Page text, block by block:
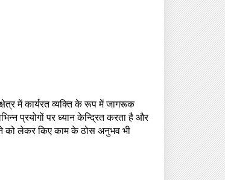
में कार्यरत व्यक्ति के रूप में जागरूक
प्रयोगों पर ध्यान केन्द्रित करता है और
को लेकर किए काम के ठोस अनुभव भी